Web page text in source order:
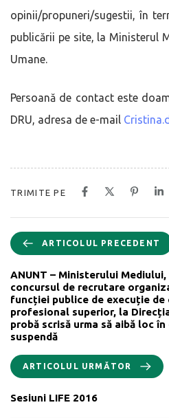
opinii/propuneri/sugestii, în
publicării pe site, la Ministerul
Umane.
Persoană de contact este
DRU, adresa de e-mail
TRIMITE PE
ARTICOLUL PRECEDENT
ANUNT – Ministerului
concursul de recrutare
funcției publice de execuție de
profesional superior, la
probă scrisă urma să aibă loc
suspendă
ARTICOLUL URMĂTOR
Sesiuni LIFE 2016